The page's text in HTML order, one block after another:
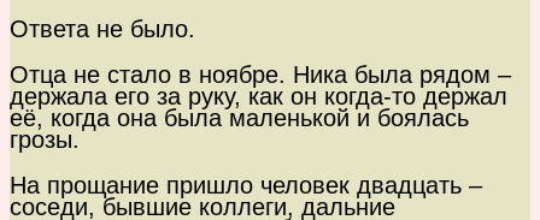
Ответа не было.
Отца не стало в ноябре. Ника была рядом –
держала его за руку, как он когда-то держал
её, когда она была маленькой и боялась
грозы.
На прощание пришло человек двадцать –
соседи, бывшие коллеги, дальние